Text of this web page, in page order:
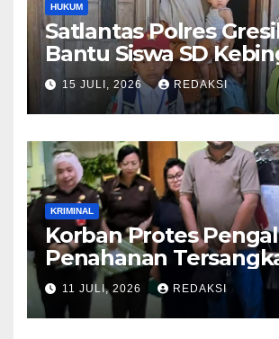
HUKUM
Satlantas Polres
Bantu Siswa SD
Saat Pulang Sekolah,
Langsung Diantar ke
Orang Tua Lega
15 JULI, 2026 REDAKSI
KRIMINAL
Korban Protes
Penahanan
Pemalsuan Merek
Kasi Penkum Kejati
Nanti Saya Tegur
11 JULI, 2026 REDAKSI